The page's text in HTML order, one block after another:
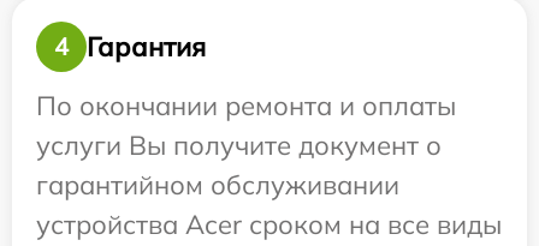
4
Гарантия
По окончании ремонта и оплаты
услуги Вы получите документ о
гарантийном обслуживании
устройства Acer сроком на все виды